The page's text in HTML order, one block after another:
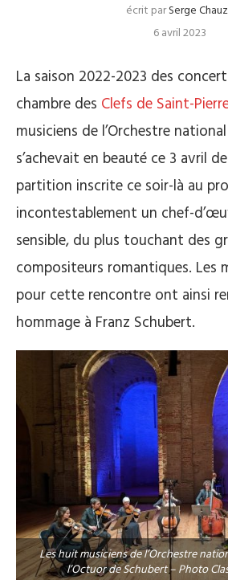
écrit parSerge
6 avril 2023
La saison 2022-2023 des
chambre des Clefs de Saint-
musiciens de l’Orchestre
s’achevait en beauté ce 3 avril
partition inscrite ce soir-là au
incontestablement un chef-
sensible, du plus touchant des
compositeurs romantiques. Les
pour cette rencontre ont ainsi
hommage à Franz Schubert.
Les huit musiciens de l’Orchestre
l’Octuor de Schubert – Photo